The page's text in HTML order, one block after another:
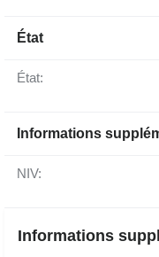
État
État:
Informations
NIV:
Informations